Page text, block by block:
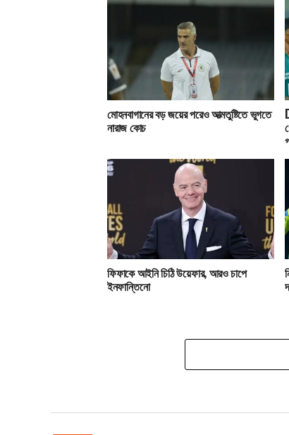
মোহনবাগানের বড় জয়ের পরেও আত্মতুষ্টিতে ভুগতে
নারাজ কোচ
ফিফাকে আইনি চিঠি উয়েফার, আরও চাপে
ইনফান্তিনো